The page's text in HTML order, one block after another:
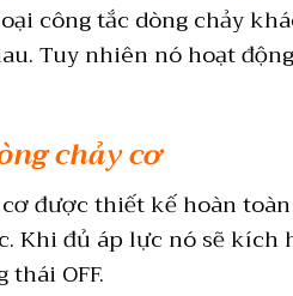
công tắc dòng chảy
Tuy nhiên nó hoạt
chảy cơ
cơ được thiết kế hoàn
Khi đủ áp lực nó sẽ
OFF.